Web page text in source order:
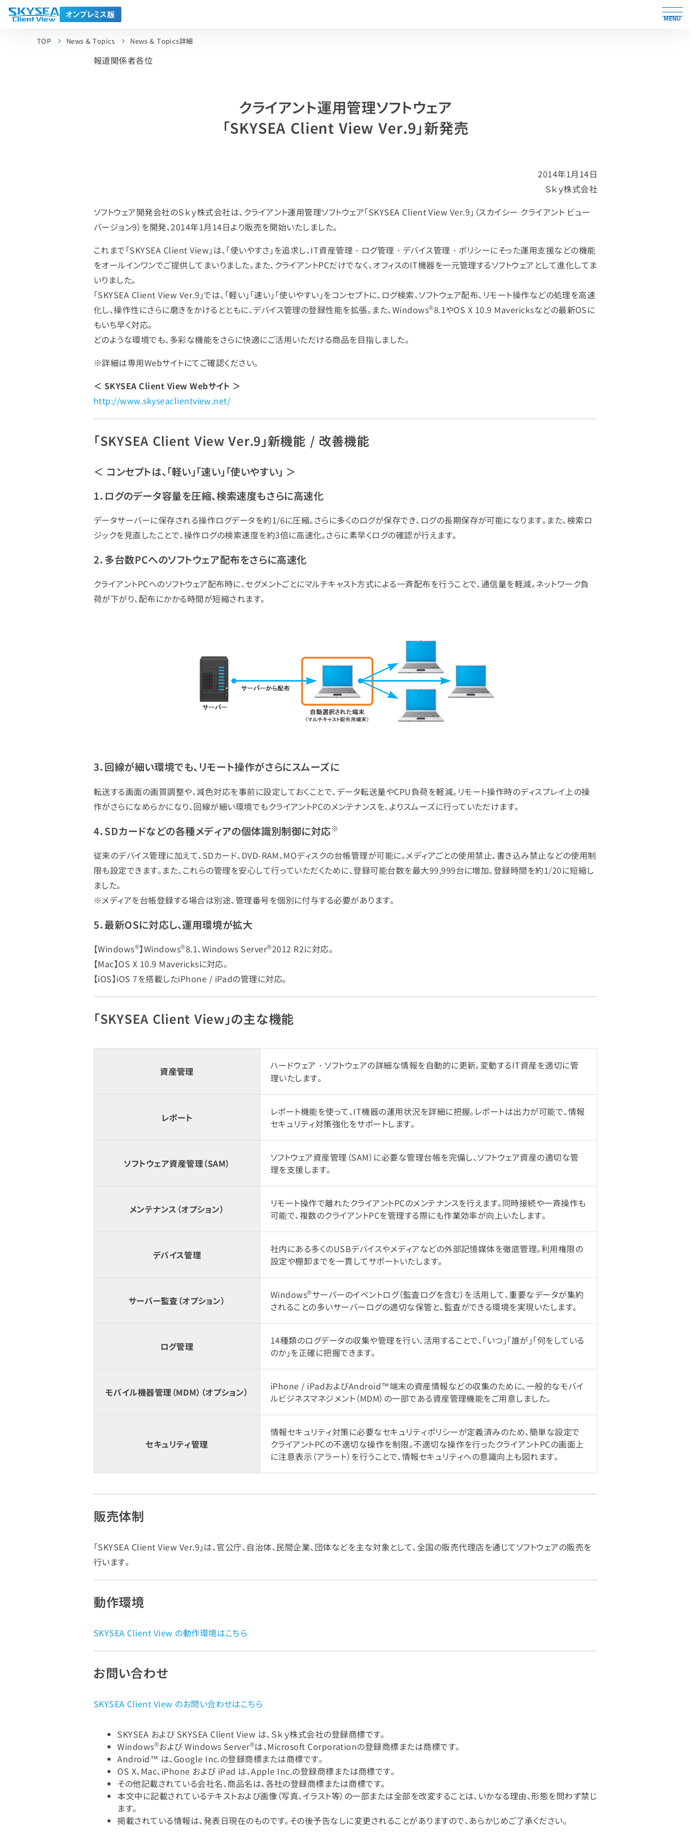
MENU
TOP News & Topics News & Topics詳細
報道関係者各位
クライアント運用管理ソフトウェア
「SKYSEA Client View Ver.9」新発売
2014年1月14日
Ｓｋｙ株式会社
ソフトウェア開発会社のＳｋｙ株式会社は、クライアント運用管理ソフトウェア「SKYSEA Client View Ver.9」（スカイシー クライアント ビュー
バージョン9）を開発、2014年1月14日より販売を開始いたしました。
これまで「SKYSEA Client View」は、「使いやすさ」を追求し、IT資産管理・ログ管理・デバイス管理・ポリシーにそった運用支援などの機能
をオールインワンでご提供してまいりました。また、クライアントPCだけでなく、オフィスのIT機器を一元管理するソフトウェアとして進化してま
いりました。
「SKYSEA Client View Ver.9」では、「軽い」「速い」「使いやすい」をコンセプトに、ログ検索、ソフトウェア配布、リモート操作などの処理を高速
化し、操作性にさらに磨きをかけるとともに、デバイス管理の登録性能を拡張。また、Windows®8.1やOS X 10.9 Mavericksなどの最新OSに
もいち早く対応。
どのような環境でも、多彩な機能をさらに快適にご活用いただける商品を目指しました。
※詳細は専用Webサイトにてご確認ください。
＜ SKYSEA Client View Webサイト ＞
http://www.skyseaclientview.net/
「SKYSEA Client View Ver.9」新機能 / 改善機能
＜ コンセプトは、「軽い」「速い」「使いやすい」 ＞
1．ログのデータ容量を圧縮、検索速度もさらに高速化
データサーバーに保存される操作ログデータを約1/6に圧縮。さらに多くのログが保存でき、ログの長期保存が可能になります。また、検索ロ
ジックを見直したことで、操作ログの検索速度を約3倍に高速化。さらに素早くログの確認が行えます。
2．多台数PCへのソフトウェア配布をさらに高速化
クライアントPCへのソフトウェア配布時に、セグメントごとにマルチキャスト方式による一斉配布を行うことで、通信量を軽減。ネットワーク負
荷が下がり、配布にかかる時間が短縮されます。
3．回線が細い環境でも、リモート操作がさらにスムーズに
転送する画面の画質調整や、減色対応を事前に設定しておくことで、データ転送量やCPU負荷を軽減。リモート操作時のディスプレイ上の操
作がさらになめらかになり、回線が細い環境でもクライアントPCのメンテナンスを、よりスムーズに行っていただけます。
4．SDカードなどの各種メディアの個体識別制御に対応※
従来のデバイス管理に加えて、SDカード、DVD-RAM、MOディスクの台帳管理が可能に。メディアごとの使用禁止、書き込み禁止などの使用制
限も設定できます。また、これらの管理を安心して行っていただくために、登録可能台数を最大99,999台に増加、登録時間を約1/20に短縮し
ました。
※メディアを台帳登録する場合は別途、管理番号を個別に付与する必要があります。
5．最新OSに対応し、運用環境が拡大
【Windows®】Windows®8.1、Windows Server®2012 R2に対応。
【Mac】OS X 10.9 Mavericksに対応。
【iOS】iOS 7を搭載したiPhone / iPadの管理に対応。
「SKYSEA Client View」の主な機能
資産管理
ハードウェア・ソフトウェアの詳細な情報を自動的に更新。変動するIT資産を適切に管
理いたします。
レポート
レポート機能を使って、IT機器の運用状況を詳細に把握。レポートは出力が可能で、情報
セキュリティ対策強化をサポートします。
ソフトウェア資産管理（SAM）
ソフトウェア資産管理（SAM）に必要な管理台帳を完備し、ソフトウェア資産の適切な管
理を支援します。
メンテナンス（オプション）
リモート操作で離れたクライアントPCのメンテナンスを行えます。同時接続や一斉操作も
可能で、複数のクライアントPCを管理する際にも作業効率が向上いたします。
デバイス管理
社内にある多くのUSBデバイスやメディアなどの外部記憶媒体を徹底管理。利用権限の
設定や棚卸までを一貫してサポートいたします。
サーバー監査（オプション） Windows®サーバーのイベントログ（監査ログを含む）を活用して、重要なデータが集約
されることの多いサーバーログの適切な保管と、監査ができる環境を実現いたします。
ログ管理
14種類のログデータの収集や管理を行い、活用することで、「いつ」「誰が」「何をしている
のか」を正確に把握できます。
モバイル機器管理（MDM）（オプション）
iPhone / iPadおよびAndroid™端末の資産情報などの収集のために、一般的なモバイ
ルビジネスマネジメント（MDM）の一部である資産管理機能をご用意しました。
セキュリティ管理
情報セキュリティ対策に必要なセキュリティポリシーが定義済みのため、簡単な設定で
クライアントPCの不適切な操作を制限。不適切な操作を行ったクライアントPCの画面上
に注意表示（アラート）を行うことで、情報セキュリティへの意識向上も図れます。
販売体制
「SKYSEA Client View Ver.9」は、官公庁、自治体、民間企業、団体などを主な対象として、全国の販売代理店を通じてソフトウェアの販売を
行います。
動作環境
SKYSEA Client View の動作環境はこちら
お問い合わせ
SKYSEA Client View のお問い合わせはこちら
SKYSEA および SKYSEA Client View は、Ｓｋｙ株式会社の登録商標です。
Windows®および Windows Server®は、Microsoft Corporationの登録商標または商標です。
Android™ は、Google Inc.の登録商標または商標です。
OS X、Mac、iPhone および iPad は、Apple Inc.の登録商標または商標です。
その他記載されている会社名、商品名は、各社の登録商標または商標です。
本文中に記載されているテキストおよび画像（写真、イラスト等）の一部または全部を改変することは、いかなる理由、形態を問わず禁じ
ます。
掲載されている情報は、発表日現在のものです。その後予告なしに変更されることがありますので、あらかじめご了承ください。